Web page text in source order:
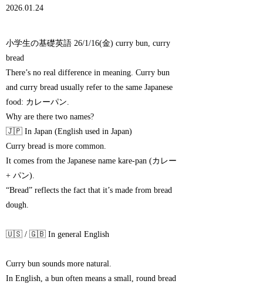
2026.01.24
小学生の基礎英語 26/1/16(金) curry bun, curry
bread
There’s no real difference in meaning. Curry bun
and curry bread usually refer to the same Japanese
food: カレーパン.
Why are there two names?
🇯🇵 In Japan (English used in Japan)
Curry bread is more common.
It comes from the Japanese name kare-pan (カレー
+ パン).
“Bread” reflects the fact that it’s made from bread
dough.
🇺🇸 / 🇬🇧 In general English
Curry bun sounds more natural.
In English, a bun often means a small, round bread